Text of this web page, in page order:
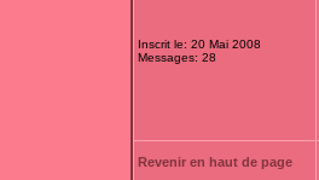
Inscrit le: 20 Mai 2008
Messages: 28
Revenir en haut de page